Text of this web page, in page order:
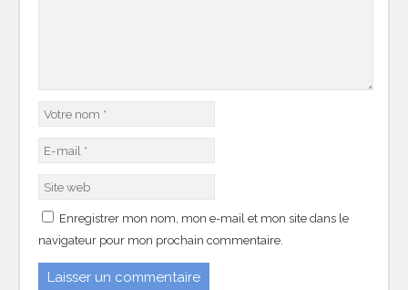
Enregistrer mon nom, mon e-mail et mon site dans le
navigateur pour mon prochain commentaire.